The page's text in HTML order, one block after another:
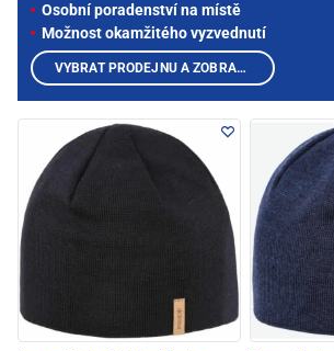
Osobní poradenství na místě
Možnost okamžitého vyzvednutí
VYBRAT PRODEJNU A ZOBRAZIT PRODUKTY